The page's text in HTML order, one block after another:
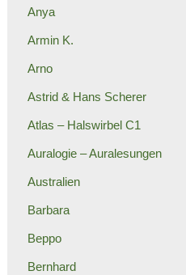
Anya
Armin K.
Arno
Astrid & Hans Scherer
Atlas – Halswirbel C1
Auralogie – Auralesungen
Australien
Barbara
Beppo
Bernhard